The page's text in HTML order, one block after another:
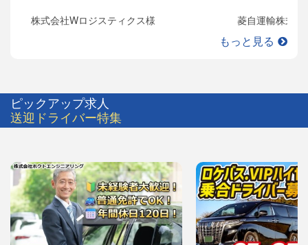
株式会社Wロジスティクス様 菱自運輸株式会
もっと見る
ピックアップ求人
送迎ドライバー特集